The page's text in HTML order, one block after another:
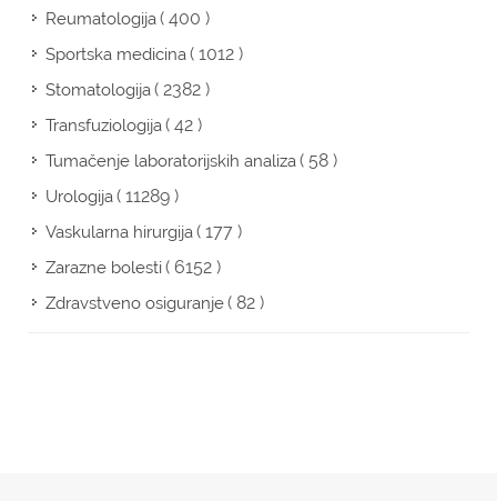
Reumatologija( 400 )
Sportska medicina( 1012 )
Stomatologija( 2382 )
Transfuziologija( 42 )
Tumačenje laboratorijskih analiza( 58 )
Urologija( 11289 )
Vaskularna hirurgija( 177 )
Zarazne bolesti( 6152 )
Zdravstveno osiguranje( 82 )